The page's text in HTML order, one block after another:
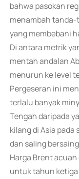
bahwa pasokan
menambah tanda-
yang membebani
Di antara metrik
mentah andalan
menurun ke level
Pergeseran ini
terlalu banyak
Tengah daripada
kilang di Asia
dan saling
Harga Brent
untuk tahun